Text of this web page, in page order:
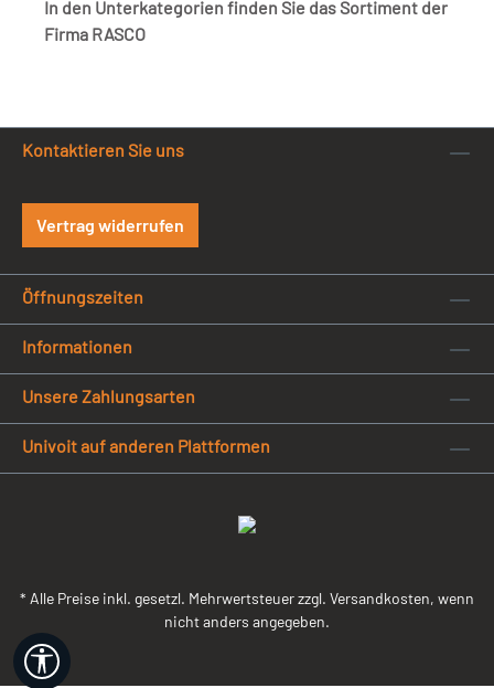
In den Unterkategorien finden Sie das Sortiment der
Firma RASCO
Kontaktieren Sie uns
Vertrag widerrufen
Öffnungszeiten
Informationen
Unsere Zahlungsarten
Univoit auf anderen Plattformen
* Alle Preise inkl. gesetzl. Mehrwertsteuer zzgl. Versandkosten, wenn
nicht anders angegeben.
Werkzeugleiste anzeigen